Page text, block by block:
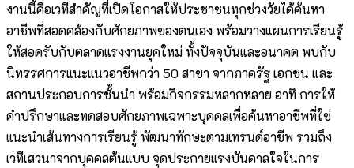
งานนี้คือเวทีสำคัญที่เปิดโอกาสให้ประชาชนทุกช่วงวัยได้ค้นหา
อาชีพที่สอดคล้องกับศักยภาพของตนเอง พร้อมวางแผนการเรียนรู้
ให้สอดรับกับตลาดแรงงานยุคใหม่ ทั้งปัจจุบันและอนาคต พบกับ
นิทรรศการแนะแนวอาชีพกว่า 50 สาขา จากภาครัฐ เอกชน และ
สถานประกอบการชั้นนำ พร้อมกิจกรรมหลากหลาย อาทิ การให้
คำปรึกษาและทดสอบศักยภาพเฉพาะบุคคลเพื่อค้นหาอาชีพที่ใช่
แนะนำเส้นทางการเรียนรู้ พัฒนาทักษะตามเทรนด์อาชีพ รวมถึง
เวทีเสวนาจากบุคคลต้นแบบ จุดประกายแรงบันดาลใจในการ